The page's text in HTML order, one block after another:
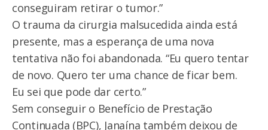
conseguiram retirar o tumor.”
O trauma da cirurgia malsucedida ainda está
presente, mas a esperança de uma nova
tentativa não foi abandonada. “Eu quero tentar
de novo. Quero ter uma chance de ficar bem.
Eu sei que pode dar certo.”
Sem conseguir o Benefício de Prestação
Continuada (BPC), Janaína também deixou de